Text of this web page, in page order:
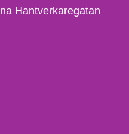
Hantverkaregatan